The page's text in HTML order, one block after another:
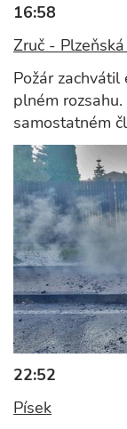
16:58
Zruč -
Požár
plném
samostatném
22:52
Písek